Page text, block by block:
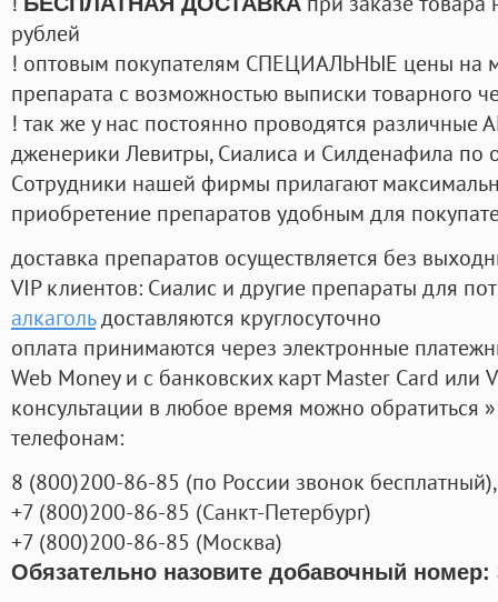
рублей
! оптовым покупателям СПЕЦИАЛЬНЫЕ цены на
препарата с возможностью выписки товарного
! так же у нас постоянно проводятся
дженерики Левитры, Сиалиса и Силденафила по
Cотрудники нашей фирмы прилагают
приобретение препаратов удобным для
доставка препаратов осуществляется без
VIP клиентов: Сиалис и другие препараты для
алкагольдоставляются круглосуточно
оплата принимаются через электронные
Web Money и с банковских карт Master Card или
консультации в любое время можно обратиться
телефонам:
8 (800)200-86-85 (по России звонок бесплатный),
+7 (800)200-86-85 (Санкт-Петербург)
+7 (800)200-86-85 (Москва)
Обязательно назовите добавочный номер: